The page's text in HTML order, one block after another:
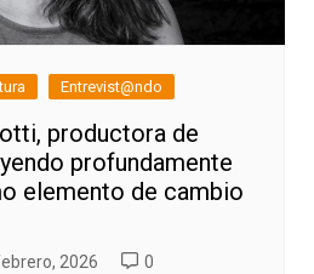
Entrevist@ndo
productora de
profundamente
elemento de cambio
2026 0